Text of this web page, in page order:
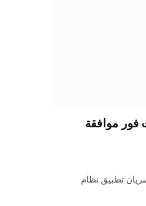
فور موافقة
تطبيق نظام